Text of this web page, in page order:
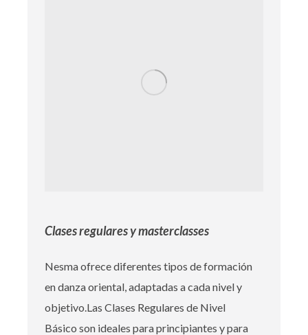
Clases regulares y masterclasses
Nesma ofrece diferentes tipos de formación
en danza oriental, adaptadas a cada nivel y
objetivo.Las Clases Regulares de Nivel
Básico son ideales para principiantes y para